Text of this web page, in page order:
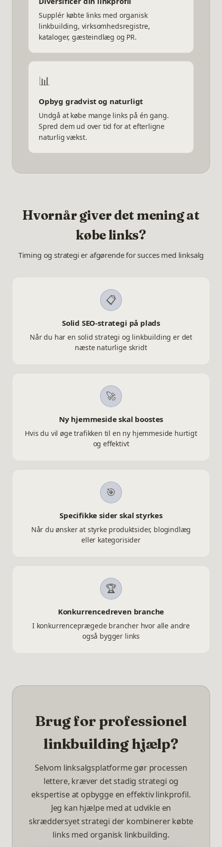
Supplér købte links med organisk
linkbuilding, virksomhedsregistre,
kataloger, gæsteindlæg og PR.
📊
Opbyg gradvist og naturligt
Undgå at købe mange links på én gang.
Spred dem ud over tid for at efterligne
naturlig vækst.
Hvornår giver det mening at
købe links?
Timing og strategi er afgørende for succes med linksalg
📋
Solid SEO-strategi på plads
Når du har en solid strategi og linkbuilding er det
næste naturlige skridt
🚀
Ny hjemmeside skal boostes
Hvis du vil øge trafikken til en ny hjemmeside hurtigt
og effektivt
🎯
Specifikke sider skal styrkes
Når du ønsker at styrke produktsider, blogindlæg
eller kategorisider
🏆
Konkurrencedreven branche
I konkurrenceprægede brancher hvor alle andre
også bygger links
Brug for professionel
linkbuilding hjælp?
Selvom linksalgsplatforme gør processen
lettere, kræver det stadig strategi og
ekspertise at opbygge en effektiv linkprofil.
Jeg kan hjælpe med at udvikle en
skræddersyet strategi der kombinerer købte
links med organisk linkbuilding.